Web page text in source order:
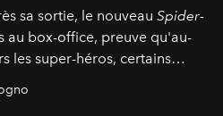
sa sortie, le nouveau Spider-
au box-office, preuve qu'au-
les super-héros, certains
susciter une ferveur intacte.